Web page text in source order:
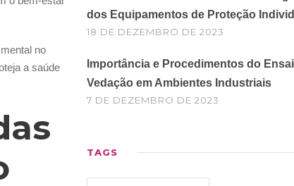
no
a saúde
dos Equipamentos de Proteção
18 DE DEZEMBRO DE 2023
Importância e Procedimentos do
Vedação em Ambientes Industriais
7 DE DEZEMBRO DE 2023
TAGS